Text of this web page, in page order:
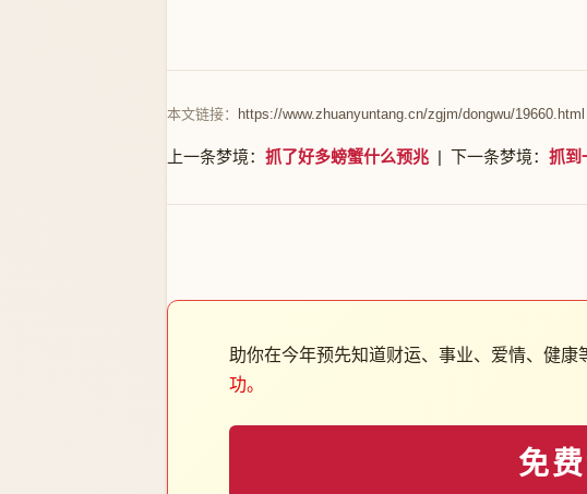
本文链接： https://www.zhuanyuntang.cn/zgjm/dongwu/19660.html
上一条梦境： 抓了好多螃蟹什么预兆 | 下一条梦境： 抓到
助你在今年预先知道财运、事业、爱情、健康
功。
免